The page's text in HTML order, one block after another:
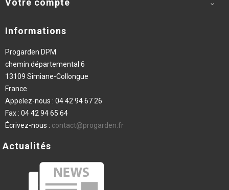
Votre compte 
Informations
Progarden DPM
chemin départemental 6
13109 Simiane-Collongue
France
Appelez-nous : 04 42 94 67 26
Fax : 04 42 94 65 64
Écrivez-nous : contact@progarden.fr
Actualités